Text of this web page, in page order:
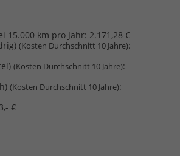
15.000 km pro Jahr: 2.171,28 €
(Kosten Durchschnitt 10 Jahre):
(Kosten Durchschnitt 10 Jahre):
(Kosten Durchschnitt 10 Jahre):
€